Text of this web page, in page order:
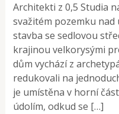
Architekti z 0,5 Studia
svažitém pozemku nad
stavba se sedlovou
krajinou velkorysými
dům vychází z
redukovali na
je umístěna v horní
údolím, odkud se […]